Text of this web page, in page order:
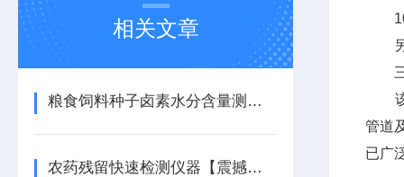
相关文章
粮食饲料种子卤素水分含量测定仪 谷物玉米小麦菜籽水分检测设备采购选型
农药残留快速检测仪器【震撼推荐】农药残留快速检测仪器
10
另
三
该
管道
已广